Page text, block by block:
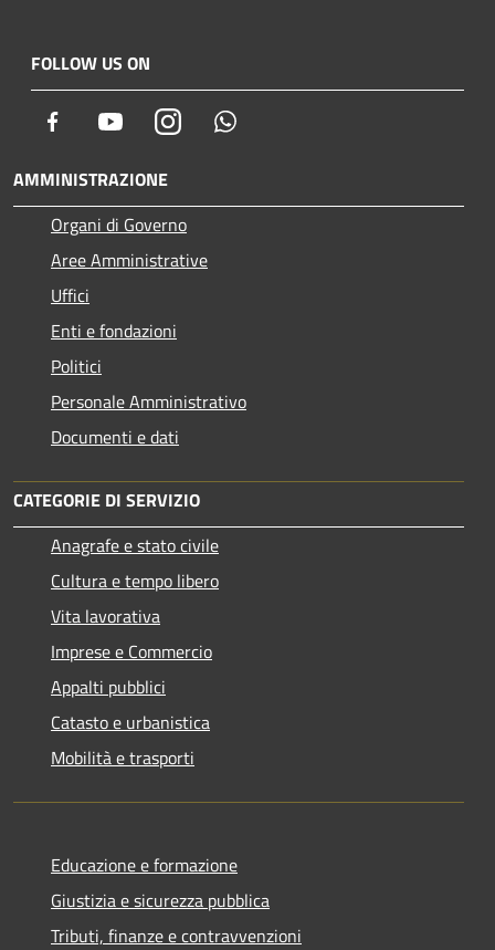
FOLLOW US ON
Facebook YoutubeInstagram
AMMINISTRAZIONE
Organi di Governo
Aree Amministrative
Uffici
Enti e fondazioni
Politici
Personale Amministrativo
Documenti e dati
CATEGORIE DI SERVIZIO
Anagrafe e stato civile
Cultura e tempo libero
Vita lavorativa
Imprese e Commercio
Appalti pubblici
Catasto e urbanistica
Mobilità e trasporti
Educazione e formazione
Giustizia e sicurezza pubblica
Tributi, finanze e contravvenzioni